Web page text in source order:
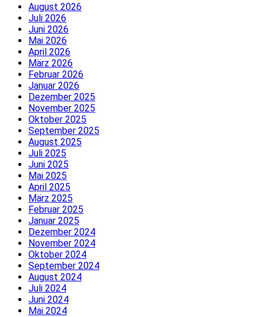
August 2026
Juli 2026
Juni 2026
Mai 2026
April 2026
März 2026
Februar 2026
Januar 2026
Dezember 2025
November 2025
Oktober 2025
September 2025
August 2025
Juli 2025
Juni 2025
Mai 2025
April 2025
März 2025
Februar 2025
Januar 2025
Dezember 2024
November 2024
Oktober 2024
September 2024
August 2024
Juli 2024
Juni 2024
Mai 2024